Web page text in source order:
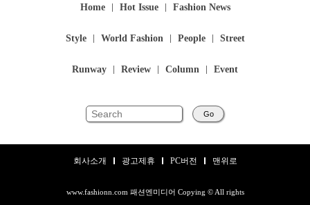
Home Hot Issue Fashion News
Style World Fashion People Street
Runway Review Column Event
Go
회사소개 광고제휴 PC버전 맨위로
www.fashionn.com 패션엔미디어 Copying © All rights